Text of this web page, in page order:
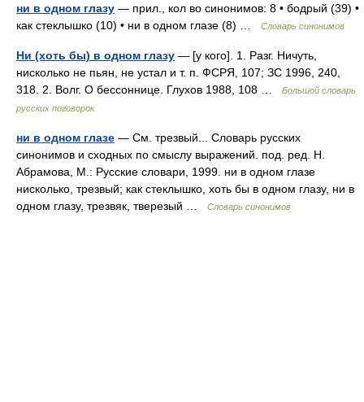
ни в одном глазу — прил., кол во синонимов: 8 • бодрый (39) •
как стеклышко (10) • ни в одном глазе (8) …
Словарь синонимов
Ни (хоть бы) в одном глазу — [у кого]. 1. Разг. Ничуть,
нисколько не пьян, не устал и т. п. ФСРЯ, 107; ЗС 1996, 240,
318. 2. Волг. О бессоннице. Глухов 1988, 108 …
Большой словарь
русских поговорок
ни в одном глазе — См. трезвый... Словарь русских
синонимов и сходных по смыслу выражений. под. ред. Н.
Абрамова, М.: Русские словари, 1999. ни в одном глазе
нисколько, трезвый; как стеклышко, хоть бы в одном глазу, ни в
одном глазу, трезвяк, тверезый …
Словарь синонимов